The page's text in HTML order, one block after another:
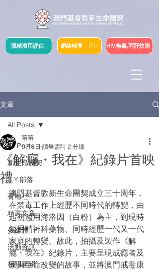
網絡輔導
酒精濫用評估 HIV,梅毒,丙肝快測
文章
All Posts
新生命團契
S.Y.部落
薈穗社
精選文章
多媒體
活動資訊
相關新聞
All Posts
《解癮・我在》紀錄片首映
禮
嘻嘻
5月6日 讀畢需時 2 分鐘
澳門基督教新生命團契成立三十周年，
在禁毒工作上經歷不同時代的轉變，由
起初濫用海洛因（白粉）為主，到現時
濫用精神科藥物。同時經歷一代又一代
家庭的轉變。故此，拍攝及製作《解
癮・我在》紀錄片，主要呈現成癮者及
家人生命改變的故事，並將澳門戒毒康